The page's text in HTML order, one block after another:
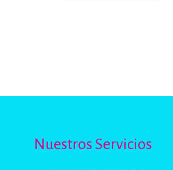
Nuestros Servicios